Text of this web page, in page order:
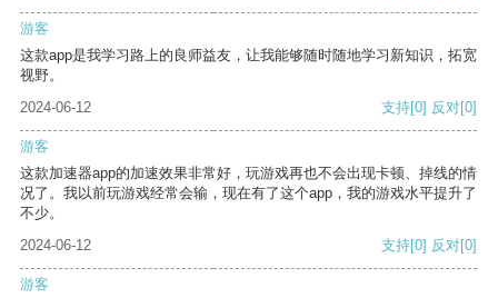
游客
这款app是我学习路上的良师益友，让我能够随时随地学习新知识，拓宽
视野。
2024-06-12
支持[0] 反对[0]
游客
这款加速器app的加速效果非常好，玩游戏再也不会出现卡顿、掉线的情
况了。我以前玩游戏经常会输，现在有了这个app，我的游戏水平提升了
不少。
2024-06-12
支持[0] 反对[0]
游客